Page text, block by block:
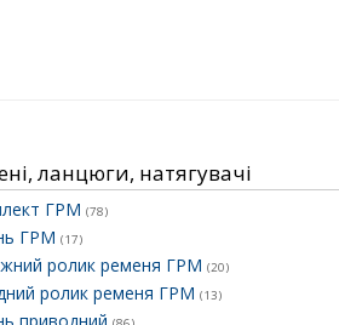
ланцюги, натягувачі
ГРМ (78)
ГРМ (17)
ролик ременя ГРМ (20)
ролик ременя ГРМ (13)